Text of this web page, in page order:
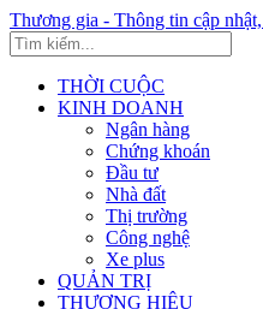
Thương gia - Thông tin cập
THỜI CUỘC
KINH DOANH
Ngân hàng
Chứng khoán
Đầu tư
Nhà đất
Thị trường
Công nghệ
Xe plus
QUẢN TRỊ
THƯƠNG HIỆU